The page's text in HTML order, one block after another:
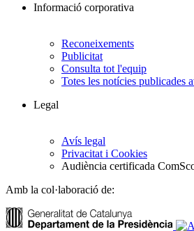
Informació corporativa
Reconeixements
Publicitat
Consulta tot l'equip
Totes les notícies publicades
Legal
Avís legal
Privacitat i Cookies
Audiència certificada
Amb la col·laboració de: